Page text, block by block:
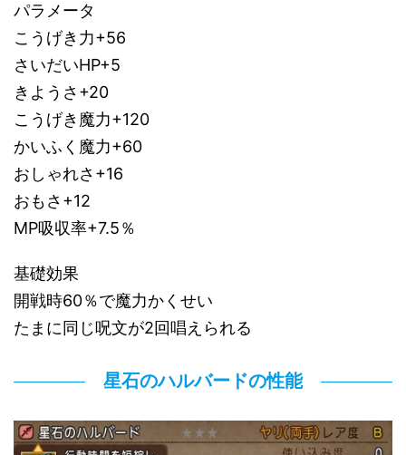
パラメータ
こうげき力+56
さいだいHP+5
きようさ+20
こうげき魔力+120
かいふく魔力+60
おしゃれさ+16
おもさ+12
MP吸収率+7.5％
基礎効果
開戦時60％で魔力かくせい
たまに同じ呪文が2回唱えられる
星石のハルバードの性能